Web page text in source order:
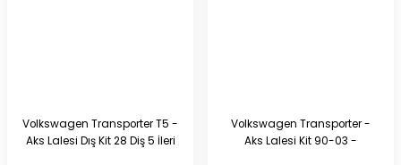
Volkswagen Transporter T5 -
Aks Lalesi Dış Kit 28 Diş 5 İleri
Volkswagen Transporter -
Aks Lalesi Kit 90-03 -